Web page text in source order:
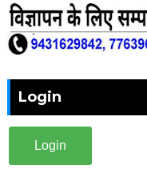
Login
Login